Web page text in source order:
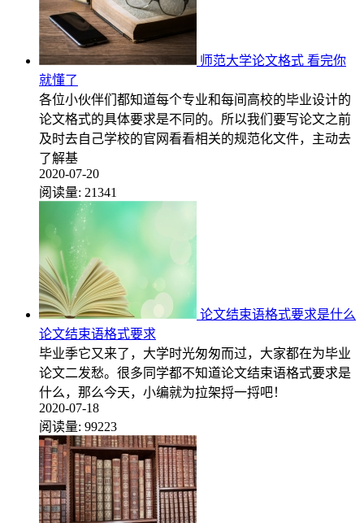
师范大学论文格式 看完你
就懂了
各位小伙伴们都知道每个专业和每间高校的毕业设计的
论文格式的具体要求是不同的。所以我们要写论文之前
及时去自己学校的官网看看相关的规范化文件，主动去
了解基
2020-07-20
阅读量: 21341
论文结束语格式要求是什么
论文结束语格式要求
毕业季它又来了，大学时光匆匆而过，大家都在为毕业
论文二发愁。很多同学都不知道论文结束语格式要求是
什么，那么今天，小编就为拉架捋一捋吧！
2020-07-18
阅读量: 99223